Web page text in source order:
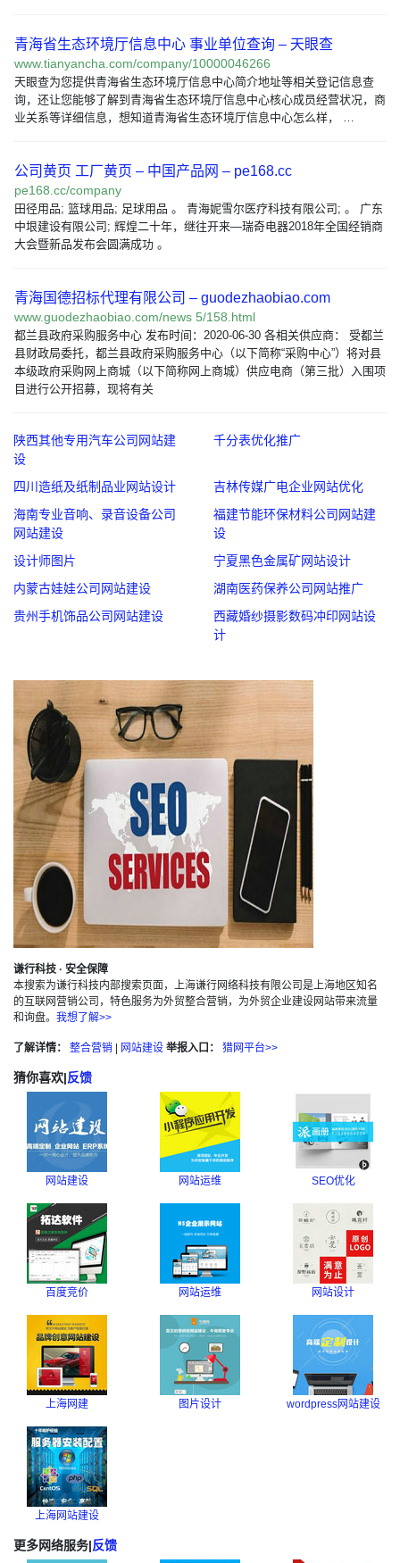
青海省生态环境厅信息中心 事业单位查询 – 天眼查
www.tianyancha.com/company/10000046266
天眼查为您提供青海省生态环境厅信息中心简介地址等相关登记信息查
询，还让您能够了解到青海省生态环境厅信息中心核心成员经营状况，商
业关系等详细信息，想知道青海省生态环境厅信息中心怎么样， …
公司黄页 工厂黄页 – 中国产品网 – pe168.cc
pe168.cc/company
田径用品; 篮球用品; 足球用品 。 青海妮雪尔医疗科技有限公司; 。 广东
中垠建设有限公司; 辉煌二十年，继往开来—瑞奇电器2018年全国经销商
大会暨新品发布会圆满成功 。
青海国德招标代理有限公司 – guodezhaobiao.com
www.guodezhaobiao.com/news 5/158.html
都兰县政府采购服务中心 发布时间：2020-06-30 各相关供应商： 受都兰
县财政局委托，都兰县政府采购服务中心（以下简称“采购中心”）将对县
本级政府采购网上商城（以下简称网上商城）供应电商（第三批）入围项
目进行公开招募，现将有关
陕西其他专用汽车公司网站建
设
千分表优化推广
四川造纸及纸制品业网站设计
吉林传媒广电企业网站优化
海南专业音响、录音设备公司
网站建设
福建节能环保材料公司网站建
设
设计师图片
宁夏黑色金属矿网站设计
内蒙古娃娃公司网站建设
湖南医药保养公司网站推广
贵州手机饰品公司网站建设
西藏婚纱摄影数码冲印网站设
计
谦行科技 · 安全保障
本搜索为谦行科技内部搜索页面，上海谦行网络科技有限公司是上海地区知名
的互联网营销公司，特色服务为外贸整合营销，为外贸企业建设网站带来流量
和询盘。 我想了解>>
了解详情： 整合营销 网站建设 举报入口： 猎网平台>>
猜你喜欢|反馈
网站建设 网站运维 SEO优化
百度竞价 网站运维 网站设计
上海网建 图片设计 wordpress网站建设
上海网站建设
更多网络服务|反馈